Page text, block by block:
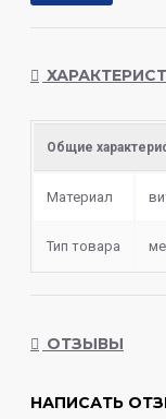
Общие
Материал
Тип товара
ОТЗЫВЫ
НАПИСАТЬ